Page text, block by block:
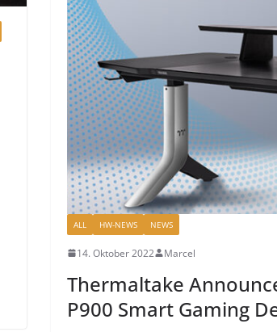
ALL HW-NEWS NEWS
14. Oktober 2022 Marcel
Thermaltake
P900 Smart Gaming